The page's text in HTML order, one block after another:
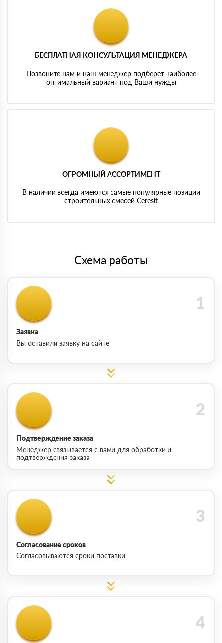
БЕСПЛАТНАЯ КОНСУЛЬТАЦИЯ МЕНЕДЖЕРА
Позвоните нам и наш менеджер подберет наиболее
оптимальный вариант под Ваши нужды
ОГРОМНЫЙ АССОРТИМЕНТ
В наличии всегда имеются самые популярные позиции
строительных смесей Ceresit
Схема работы
Заявка
Вы оставили заявку на сайте
Подтверждение заказа
Менеджер связывается с вами для обработки и
подтверждения заказа
Согласование сроков
Согласовываются сроки поставки